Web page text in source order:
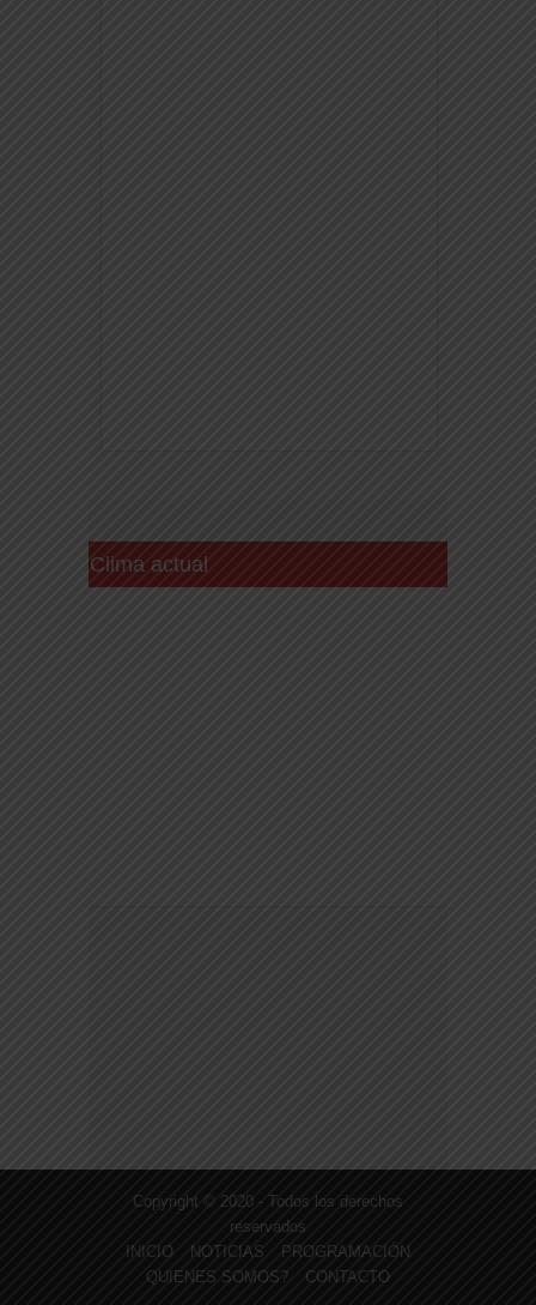
Clima actual
Copyright © 2020 - Todos los derechos
reservados
INICIO
NOTICIAS
PROGRAMACIÓN
QUIENES SOMOS?
CONTACTO